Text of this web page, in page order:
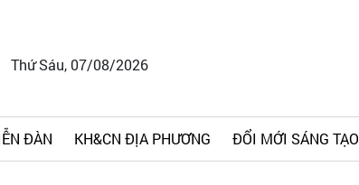
Thứ Sáu, 07/08/2026
ĐÀN KH&CN ĐỊA PHƯƠNG ĐỔI MỚI SÁNG TẠO